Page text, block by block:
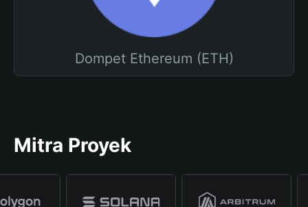
Dompet Ethereum (ETH)
Mitra Proyek